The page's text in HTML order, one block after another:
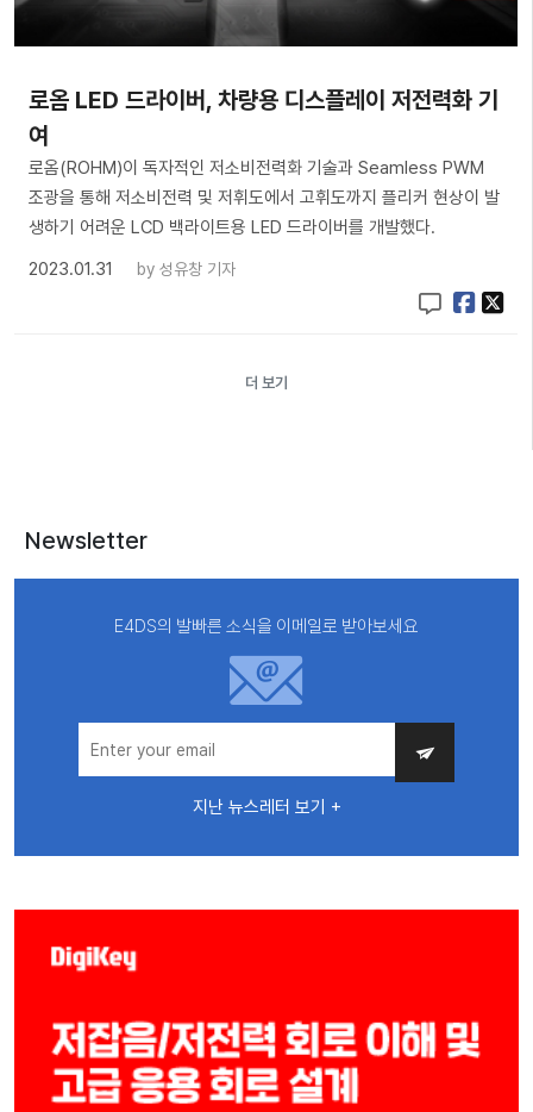
로옴 LED 드라이버, 차량용 디스플레이 저전력화 기
여
로옴(ROHM)이 독자적인 저소비전력화 기술과 Seamless PWM
조광을 통해 저소비전력 및 저휘도에서 고휘도까지 플리커 현상이 발
생하기 어려운 LCD 백라이트용 LED 드라이버를 개발했다.
2023.01.31
by 성유창 기자
더 보기
Newsletter
E4DS의 발빠른 소식을 이메일로 받아보세요
지난 뉴스레터 보기 +